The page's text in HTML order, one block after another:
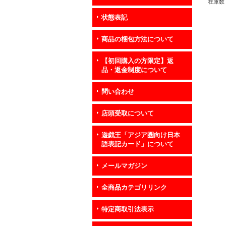
状態表記
商品の梱包方法について
【初回購入の方限定】返
品・返金制度について
問い合わせ
店頭受取について
遊戯王「アジア圏向け日本
語表記カード」について
メールマガジン
全商品カテゴリリンク
特定商取引法表示
在庫数